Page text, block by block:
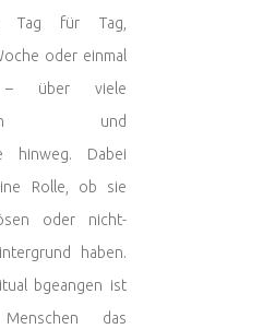
Tag für Tag,
oder einmal
über viele
und
hinweg. Dabei
Rolle, ob sie
oder nicht-
haben.
bgeangen ist
das